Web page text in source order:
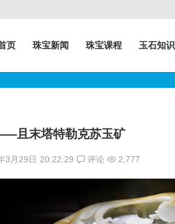
页 珠宝新闻 珠宝课程 玉石知识
且末塔特勒克苏玉矿
3月29日 20:22:29 评论 2,777